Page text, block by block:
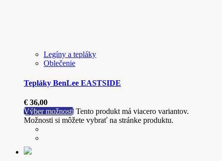
Legíny a tepláky
Oblečenie
Tepláky BenLee EASTSIDE
€ 36,00
Výber možností Tento produkt má viacero variantov.
Možnosti si môžete vybrať na stránke produktu.